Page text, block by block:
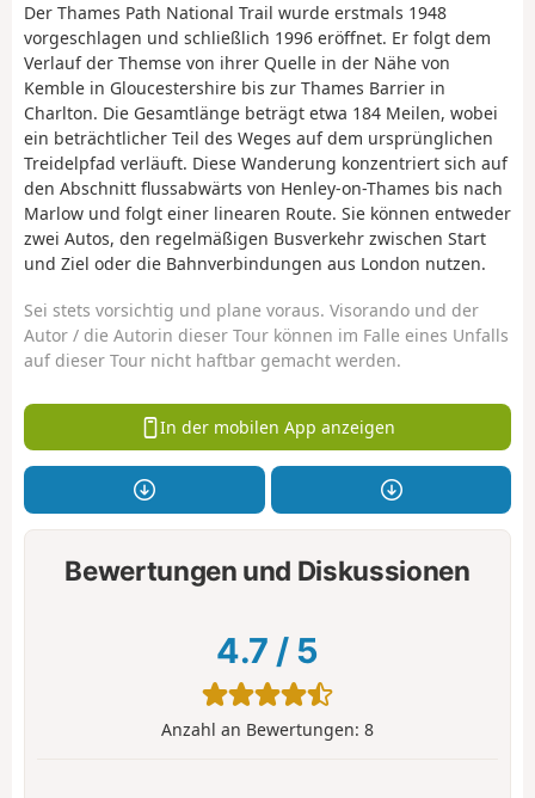
Der Thames Path National Trail wurde erstmals 1948
vorgeschlagen und schließlich 1996 eröffnet. Er folgt dem
Verlauf der Themse von ihrer Quelle in der Nähe von
Kemble in Gloucestershire bis zur Thames Barrier in
Charlton. Die Gesamtlänge beträgt etwa 184 Meilen, wobei
ein beträchtlicher Teil des Weges auf dem ursprünglichen
Treidelpfad verläuft. Diese Wanderung konzentriert sich auf
den Abschnitt flussabwärts von Henley-on-Thames bis nach
Marlow und folgt einer linearen Route. Sie können entweder
zwei Autos, den regelmäßigen Busverkehr zwischen Start
und Ziel oder die Bahnverbindungen aus London nutzen.
Sei stets vorsichtig und plane voraus. Visorando und der
Autor / die Autorin dieser Tour können im Falle eines Unfalls
auf dieser Tour nicht haftbar gemacht werden.
In der mobilen App anzeigen
Bewertungen und Diskussionen
4.7 / 5
Anzahl an Bewertungen: 8